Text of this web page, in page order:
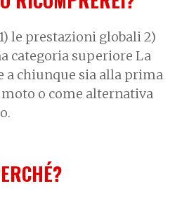
le prestazioni globali 2)
categoria superiore La
a chiunque sia alla prima
o come alternativa